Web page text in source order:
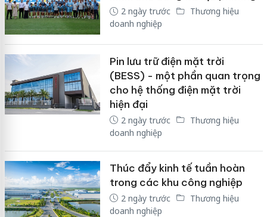
2 ngày trước
Thương hiệu
doanh nghiệp
Pin lưu trữ điện mặt trời
(BESS) - một phần quan trọng
cho hệ thống điện mặt trời
hiện đại
2 ngày trước
Thương hiệu
doanh nghiệp
Thúc đẩy kinh tế tuần hoàn
trong các khu công nghiệp
2 ngày trước
Thương hiệu
doanh nghiệp